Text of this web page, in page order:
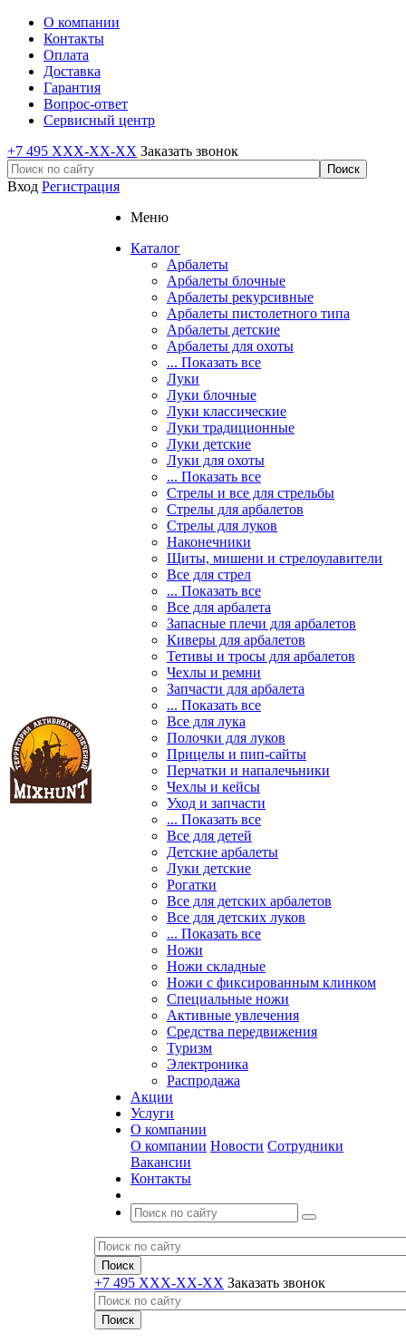
О компании
Контакты
Оплата
Доставка
Гарантия
Вопрос-ответ
Сервисный центр
+7 495 XXX-XX-XX Заказать звонок
Вход Регистрация
Меню
Каталог
Арбалеты
Арбалеты блочные
Арбалеты рекурсивные
Арбалеты пистолетного типа
Арбалеты детские
Арбалеты для охоты
... Показать все
Луки
Луки блочные
Луки классические
Луки традиционные
Луки детские
Луки для охоты
... Показать все
Стрелы и все для стрельбы
Стрелы для арбалетов
Стрелы для луков
Наконечники
Щиты, мишени и стрелоулавители
Все для стрел
... Показать все
Все для арбалета
Запасные плечи для арбалетов
Киверы для арбалетов
Тетивы и тросы для арбалетов
Чехлы и ремни
Запчасти для арбалета
... Показать все
Все для лука
Полочки для луков
Прицелы и пип-сайты
Перчатки и напалечьники
Чехлы и кейсы
Уход и запчасти
... Показать все
Все для детей
Детские арбалеты
Луки детские
Рогатки
Все для детских арбалетов
Все для детских луков
... Показать все
Ножи
Ножи складные
Ножи с фиксированным клинком
Специальные ножи
Активные увлечения
Средства передвижения
Туризм
Электроника
Распродажа
Акции
Услуги
О компании
О компании Новости Сотрудники
Вакансии
Контакты
+7 495 XXX-XX-XX Заказать звонок